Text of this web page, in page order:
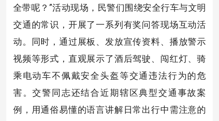
全带呢？”活动现场，民警们围绕安全行车与文明
交通的常识，开展了一系列有奖问答现场互动活
动。同时，通过展板、发放宣传资料、播放警示
视频等形式，直观展示了酒后驾驶、闯红灯、骑
乘电动车不佩戴安全头盔等交通违法行为的危
害。交警同志还结合近期辖区典型交通事故案
例，用通俗易懂的语言讲解日常出行中需注意的